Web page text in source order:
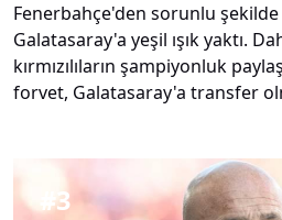
Fenerbahçe'den sorunlu şekilde
Galatasaray'a yeşil ışık yaktı.
kırmızılıların şampiyonluk
forvet, Galatasaray'a transfer
#3